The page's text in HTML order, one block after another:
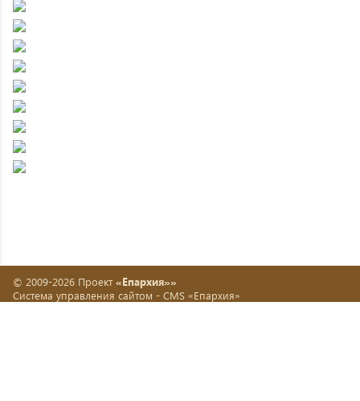
© 2009-2026 Проект «Епархия»»
Система управления сайтом - CMS «Епархия»